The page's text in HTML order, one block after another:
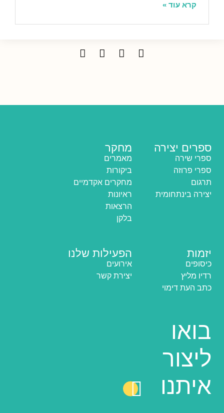
קרא עוד »
ספרים יצירה
ספרי שירה
ספרי פרוזה
תרגום
יצירה בינתחומית
מחקר
מאמרים
ביקורות
מחקרים אקדמיים
ראיונות
הרצאות
בלקן
יזמות
כיסופים
רדיו מליץ
כתב העת דימוי
הפעילות שלנו
אירועים
יצירת קשר
בואו
ליצור
איתנו